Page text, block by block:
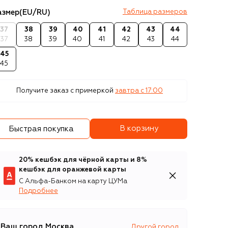
(EU/RU) Таблица размеров
37
37
38
38
39
39
40
40
41
41
42
42
43
43
44
44
45
45
Получите заказ с примеркой завтра c 17:00
Быстрая покупка В корзину
20% кешбэк для чёрной карты и 8%
кешбэк для оранжевой карты
С Альфа-Банком на карту ЦУМа
Подробнее